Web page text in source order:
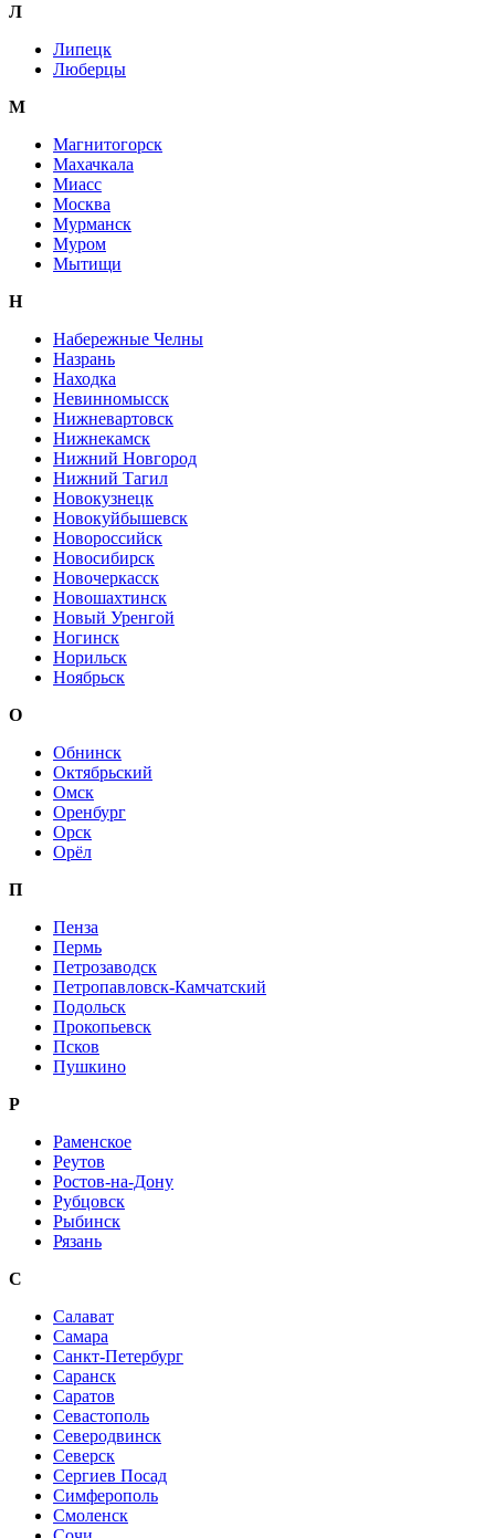
Л
Липецк
Люберцы
М
Магнитогорск
Махачкала
Миасс
Москва
Мурманск
Муром
Мытищи
Н
Набережные Челны
Назрань
Находка
Невинномысск
Нижневартовск
Нижнекамск
Нижний Новгород
Нижний Тагил
Новокузнецк
Новокуйбышевск
Новороссийск
Новосибирск
Новочеркасск
Новошахтинск
Новый Уренгой
Ногинск
Норильск
Ноябрьск
О
Обнинск
Октябрьский
Омск
Оренбург
Орск
Орёл
П
Пенза
Пермь
Петрозаводск
Петропавловск-Камчатский
Подольск
Прокопьевск
Псков
Пушкино
Р
Раменское
Реутов
Ростов-на-Дону
Рубцовск
Рыбинск
Рязань
С
Салават
Самара
Санкт-Петербург
Саранск
Саратов
Севастополь
Северодвинск
Северск
Сергиев Посад
Симферополь
Смоленск